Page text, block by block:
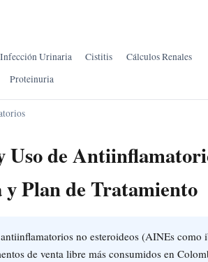
Infección Urinaria Cistitis
Cálculos Renales
Proteinuria
Uso de
Plan de Tratamiento
no esteroideos (AINEs como
de venta libre más consumidos en